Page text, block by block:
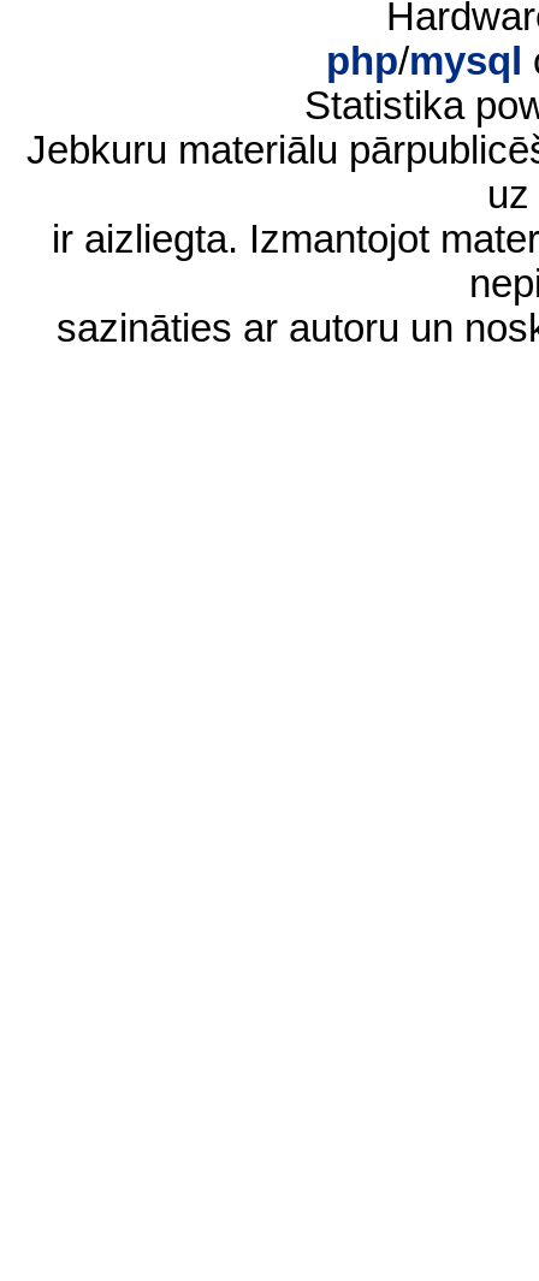
php/mysql
Statistika
Jebkuru materiālu
ir aizliegta. Izmantojot
sazināties ar autoru un